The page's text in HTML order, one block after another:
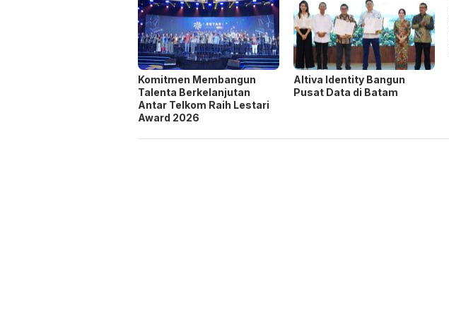
Komitmen Membangun
Talenta Berkelanjutan
Antar Telkom Raih Lestari
Award 2026
Altiva Identity Bangun
Pusat Data di Batam